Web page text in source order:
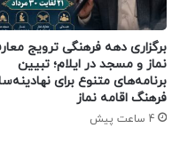
برگزاری دهه فرهنگی ترویج
نماز و مسجد در ایلام؛ تبیین
برنامه‌های متنوع برای
فرهنگ اقامه نماز
4 ساعت پیش